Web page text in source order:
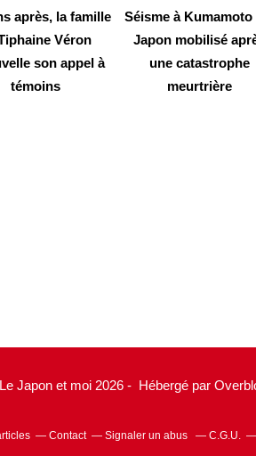
après, la famille
Véron
son appel à
témoins
Séisme à Kumamoto
Japon mobilisé
une catastrophe
meurtrière
Japon et moi 2026 - Hébergé par
Contact Signaler un abus C.G.U.